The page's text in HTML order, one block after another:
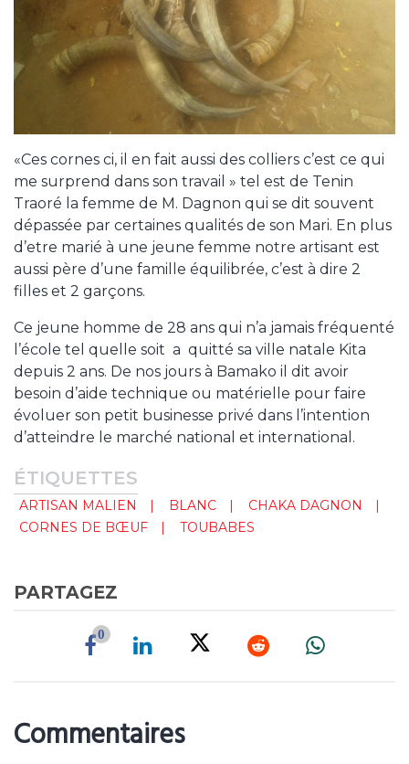
«Ces cornes ci, il en fait aussi des colliers c’est ce qui
me surprend dans son travail » tel est de Tenin
Traoré la femme de M. Dagnon qui se dit souvent
dépassée par certaines qualités de son Mari. En plus
d’etre marié à une jeune femme notre artisant est
aussi père d’une famille équilibrée, c’est à dire 2
filles et 2 garçons.
Ce jeune homme de 28 ans qui n’a jamais fréquenté
l’école tel quelle soit a quitté sa ville natale Kita
depuis 2 ans. De nos jours à Bamako il dit avoir
besoin d’aide technique ou matérielle pour faire
évoluer son petit businesse privé dans l’intention
d’atteindre le marché national et international.
ÉTIQUETTES
ARTISAN MALIEN BLANC
CHAKA DAGNON
CORNES DE BŒUF
TOUBABES
PARTAGEZ
0
Commentaires